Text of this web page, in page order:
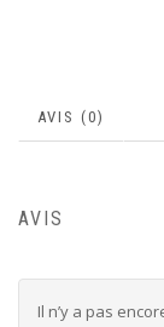
AVIS (0)
AVIS
Il n’y a pas